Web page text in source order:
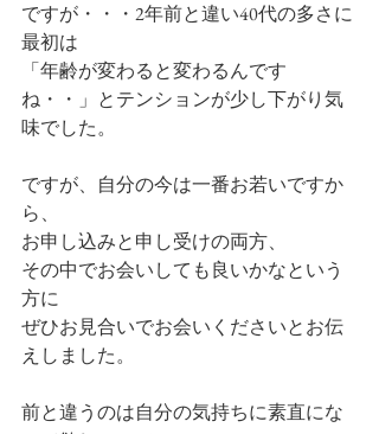
ですが・・・2年前と違い40代の多さに
最初は
「年齢が変わると変わるんです
ね・・」とテンションが少し下がり気
味でした。
ですが、自分の今は一番お若いですか
ら、
お申し込みと申し受けの両方、
その中でお会いしても良いかなという
方に
ぜひお見合いでお会いくださいとお伝
えしました。
前と違うのは自分の気持ちに素直にな